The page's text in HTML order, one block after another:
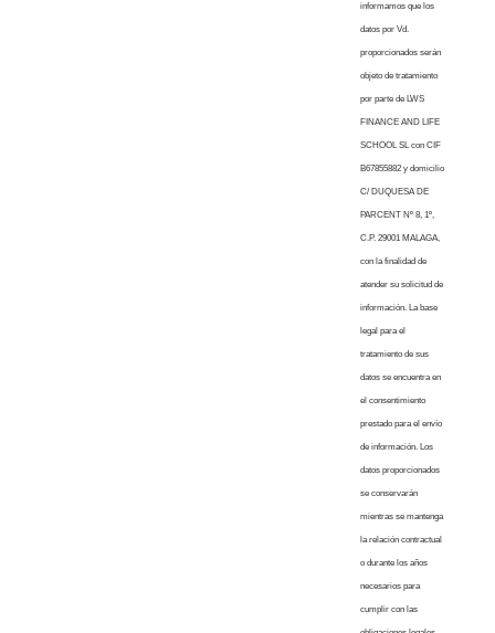
informamos que los
datos por Vd.
proporcionados serán
objeto de tratamiento
por parte de LWS
FINANCE AND LIFE
SCHOOL SL con CIF
B67855882 y domicilio
C/ DUQUESA DE
PARCENT Nº 8, 1º,
C.P. 29001 MALAGA,
con la finalidad de
atender su solicitud de
información. La base
legal para el
tratamiento de sus
datos se encuentra en
el consentimiento
prestado para el envío
de información. Los
datos proporcionados
se conservarán
mientras se mantenga
la relación contractual
o durante los años
necesarios para
cumplir con las